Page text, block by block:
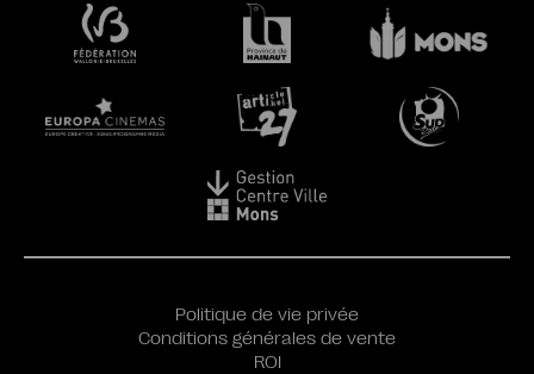
Politique de vie privée
Conditions générales de vente
ROI